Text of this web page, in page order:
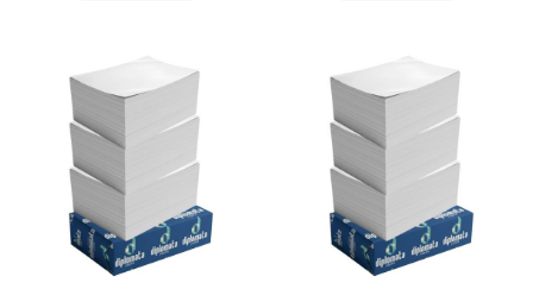
várias
variantes.
podem
escolhidas
na
várias
variantes.
podem
escolhidas
na